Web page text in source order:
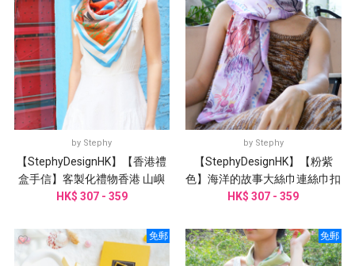
by Stephy
【StephyDesignHK】【香港禮
盒手信】客製化禮物香港 山嶼
海手繪大方巾/ 配絲巾扣禮盒
HK$ 307 - 359
by Stephy
【StephyDesignHK】【粉紫
色】海洋的故事大絲巾連絲巾扣
高雅禮盒
HK$ 307 - 359
免郵 免郵